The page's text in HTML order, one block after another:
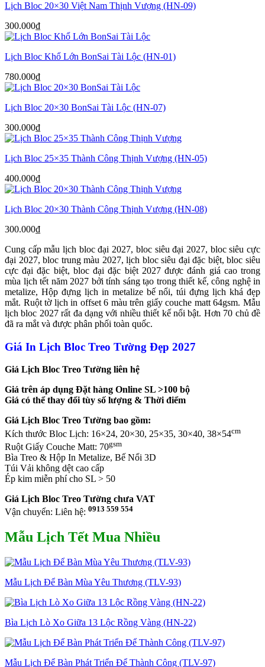
Lịch Bloc 20×30 Việt Nam Thịnh Vượng (HN-09)
300.000₫
Lịch Bloc Khổ Lớn BonSai Tài Lộc (HN-01)
780.000₫
Lịch Bloc 20×30 BonSai Tài Lộc (HN-07)
300.000₫
Lịch Bloc 25×35 Thành Công Thịnh Vượng (HN-05)
400.000₫
Lịch Bloc 20×30 Thành Công Thịnh Vượng (HN-08)
300.000₫
Cung cấp mẫu lịch bloc đại 2027, bloc siêu đại 2027, bloc siêu cực
đại 2027, bloc trung màu 2027, lịch bloc siêu đại đặc biệt, bloc siêu
cực đại đặc biệt, bloc đại đặc biệt 2027 được đánh giá cao trong
mùa lịch tết năm 2027 bởi tính sáng tạo trong thiết kế, công nghệ in
metalize, Hộp đựng lịch in metalize bế nổi, túi đựng lịch khá đẹp
mắt. Ruột tờ lịch in offset 6 màu trên giấy couche matt 64gsm. Mẫu
lịch bloc 2027 rất đa dạng với nhiều thiết kế nổi bật. Hơn 70 chủ đề
đã ra mắt và được phân phối toàn quốc.
Giá In Lịch Bloc Treo Tường Đẹp 2027
Giá Lịch Bloc Treo Tường liên hệ
Giá trên áp dụng Đặt hàng Online SL >100 bộ
Giá có thể thay đổi tùy số lượng & Thời điểm
Giá Lịch Bloc Treo Tường bao gồm:
Kích thước Bloc Lịch: 16×24, 20×30, 25×35, 30×40, 38×54cm
Ruột Giấy Couche Matt: 70gsm
Bìa Treo & Hộp In Metalize, Bế Nổi 3D
Túi Vải không dệt cao cấp
Ép kim miễn phí cho SL > 50
Giá Lịch Bloc Treo Tường chưa VAT
Vận chuyển: Liên hệ: 0913 559 554
Mẫu Lịch Tết Mua Nhiều
Mẫu Lịch Để Bàn Mùa Yêu Thương (TLV-93)
Bìa Lịch Lò Xo Giữa 13 Lộc Rồng Vàng (HN-22)
Mẫu Lịch Để Bàn Phát Triển Để Thành Công (TLV-97)